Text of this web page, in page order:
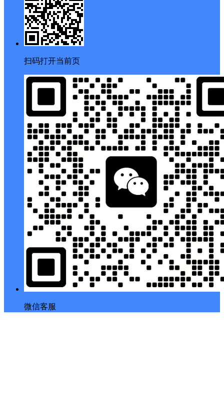
扫码打开当前页
微信客服